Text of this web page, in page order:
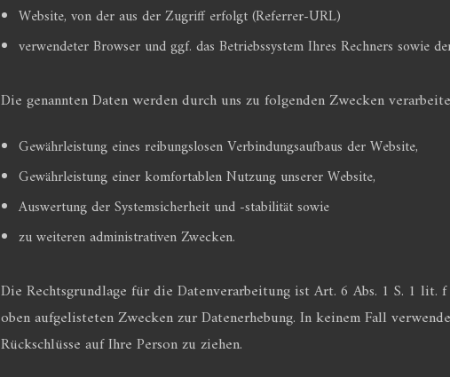
Website, von der aus der Zugriff erfolgt (Referrer-URL)
verwendeter Browser und ggf. das Betriebssystem Ihres Rechners sowie
Die genannten Daten werden durch uns zu folgenden Zwecken
Gewährleistung eines reibungslosen Verbindungsaufbaus der Website,
Gewährleistung einer komfortablen Nutzung unserer Website,
Auswertung der Systemsicherheit und -stabilität sowie
zu weiteren administrativen Zwecken.
Die Rechtsgrundlage für die Datenverarbeitung ist Art. 6 Abs. 1 S. 1 lit.
oben aufgelisteten Zwecken zur Datenerhebung. In keinem Fall
Rückschlüsse auf Ihre Person zu ziehen.